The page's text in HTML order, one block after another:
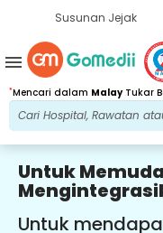
Susunan Jejak
*Mencari dalam MalayTukar
menu
Untuk
Untuk